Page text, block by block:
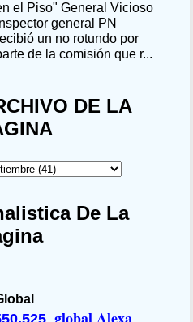
el Piso" General Vicioso
general PN
un no rotundo por
de la comisión que r...
DE LA
De La